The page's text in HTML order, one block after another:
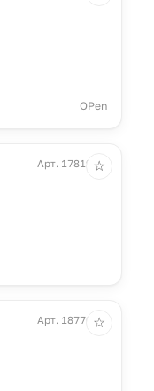
OPen
Арт. 17819.30
☆
Арт. 18776.60
☆